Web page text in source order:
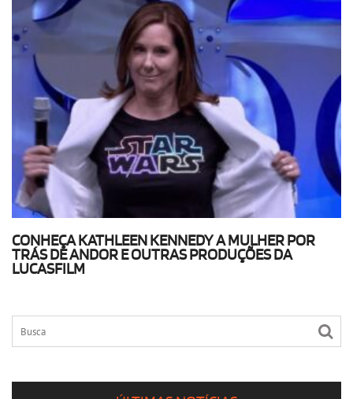
CONHEÇA KATHLEEN KENNEDY A MULHER POR
TRÁS DE ANDOR E OUTRAS PRODUÇÕES DA
LUCASFILM